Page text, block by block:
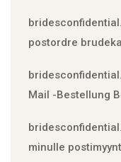
postordre
Mail -Bestellung
minulle